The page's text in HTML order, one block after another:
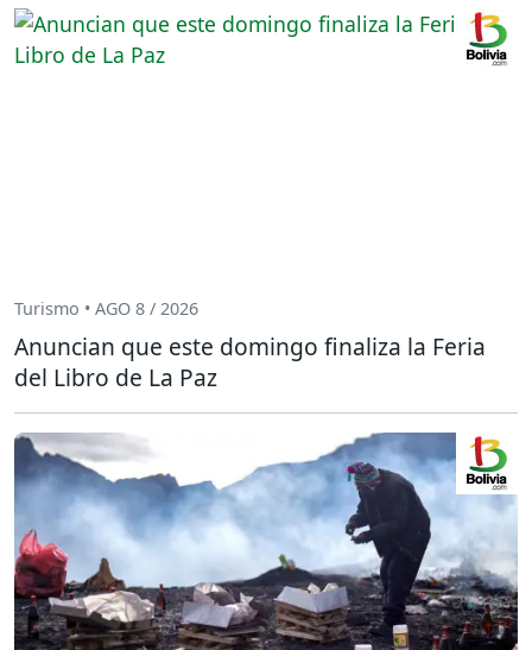
Turismo • AGO 8 / 2026
Anuncian que este domingo finaliza la Feria
del Libro de La Paz